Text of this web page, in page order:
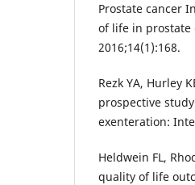
Prostate cancer
of life in prostate
2016;14(1):168.
Rezk YA, Hurley
prospective
exenteration:
Heldwein FL,
quality of life